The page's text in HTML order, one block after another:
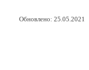
Обновлено: 25.05.2021